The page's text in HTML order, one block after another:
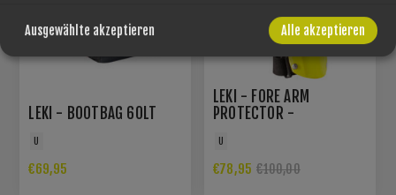
LEKI - BOOTBAG 60LT
€69,95
LEKI - FORE ARM
PROTECTOR -
€78,95 €100,00
Ausgewählte akzeptieren Alle akzeptieren